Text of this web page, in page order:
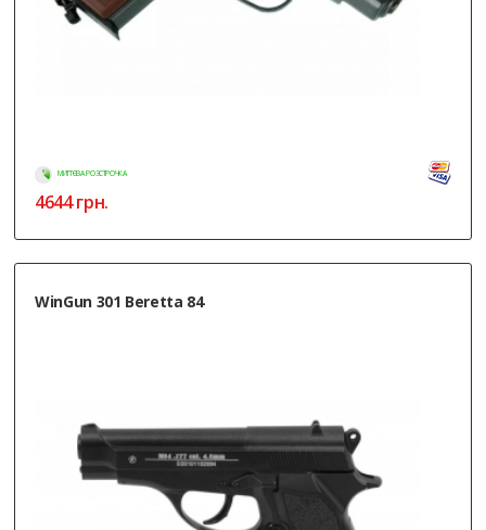
МИТТЄВА РОЗСТРОЧКА
4644грн.
WinGun 301 Beretta 84